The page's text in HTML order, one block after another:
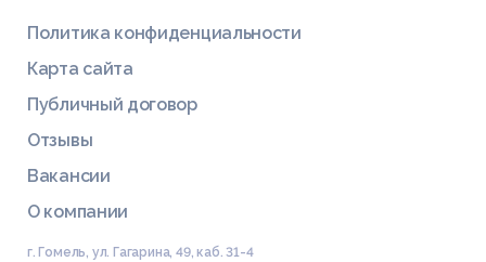
Политика конфиденциальности
Карта сайта
Публичный договор
Отзывы
Вакансии
О компании
г. Гомель, ул. Гагарина, 49, каб. 31-4